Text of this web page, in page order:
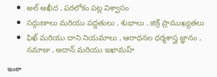
అల్ అఖీద.పరలోకం పట్ల విశ్వాసం
సద్గుణాలు మరియు పద్దతులు .శుభాలు .జిక్ర్ ప్రాముఖ్యతలు
ఫిఖ్ మరియు దాని నియమాలు .ఆరాధనల ధర్మశాస్త్ర జ్ఞానం.
నమాజు.అదాన్ మరియు ఇఖామహ్
ఇంకా